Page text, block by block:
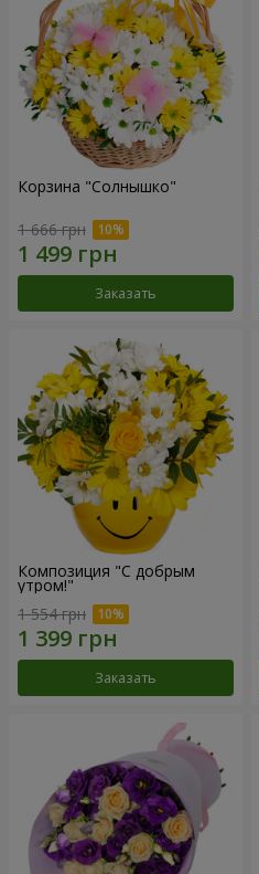
Корзина "Солнышко"
1 666 грн
Заказать
Композиция "С добрым
утром!"
1 554 грн
Заказать